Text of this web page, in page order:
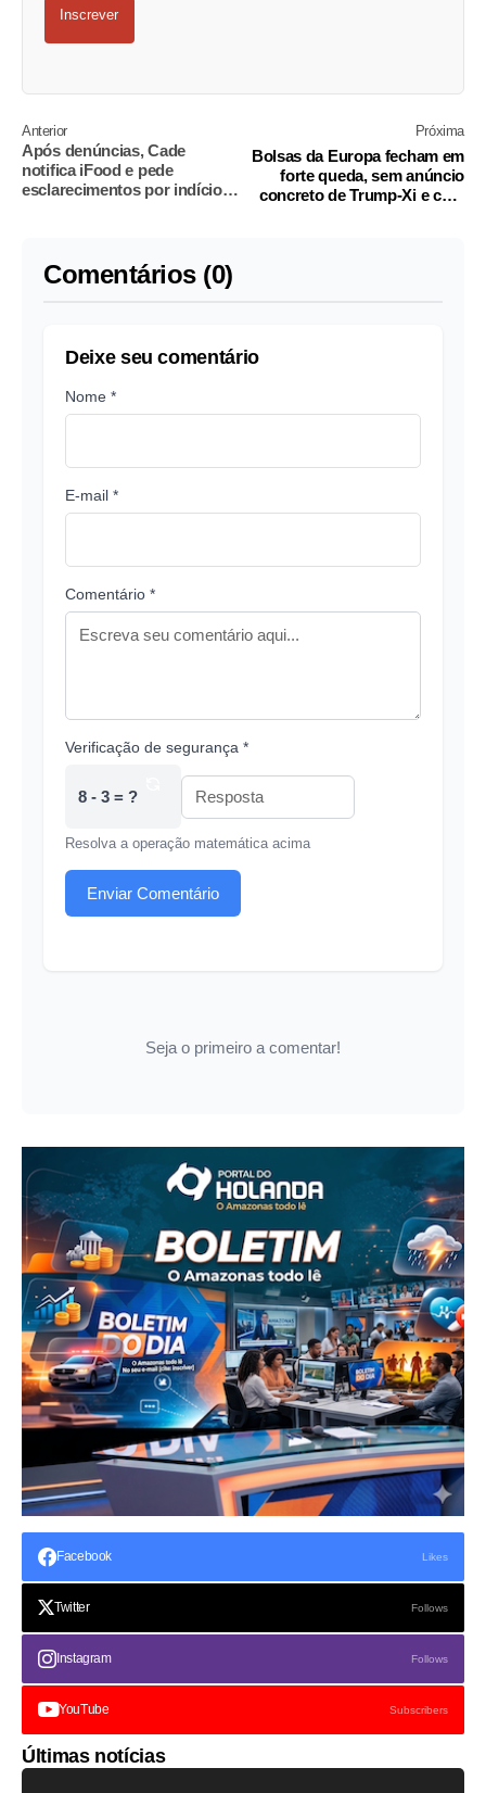
Inscrever
Anterior
Após denúncias, Cade
notifica iFood e pede
esclarecimentos por indícios
Próxima
Bolsas da Europa fecham em
forte queda, sem anúncio
concreto de Trump-Xi e com
Comentários (0)
Deixe seu comentário
Nome *
E-mail *
Comentário *
Verificação de segurança *
8 - 3 = ?
Resolva a operação matemática acima
Enviar Comentário
Seja o primeiro a comentar!
Facebook Likes
Twitter Follows
Instagram Follows
YouTube Subscribers
Últimas notícias